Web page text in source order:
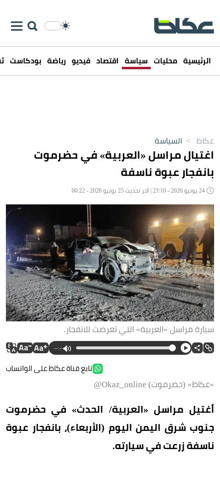
الرئيسية محليات سياسة اقتصاد فيديو رياضة بودكاست
عكاظ > السياسة
اغتيال مراسل «العربية» في حضرموت
بانفجار عبوة ناسفة
سيارة مراسل «العربية» التي تعرضت للانفجار.
--:--
تابع قناة عكاظ على الواتساب
«عكاظ» (حضرموت) Okaz_online@
اُغتيل مراسل «العربية/ الحدث» في حضرموت
جنوب شرق اليمن اليوم (الأربعاء)، بانفجار عبوة
ناسفة زرعت في سيارته.